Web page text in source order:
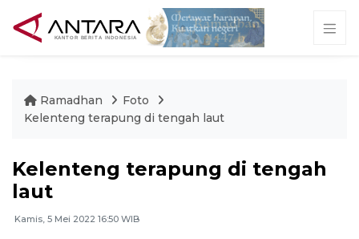
Ramadhan
Foto
Kelenteng terapung di tengah laut
Kelenteng terapung di tengah
laut
Kamis, 5 Mei 2022 16:50 WIB